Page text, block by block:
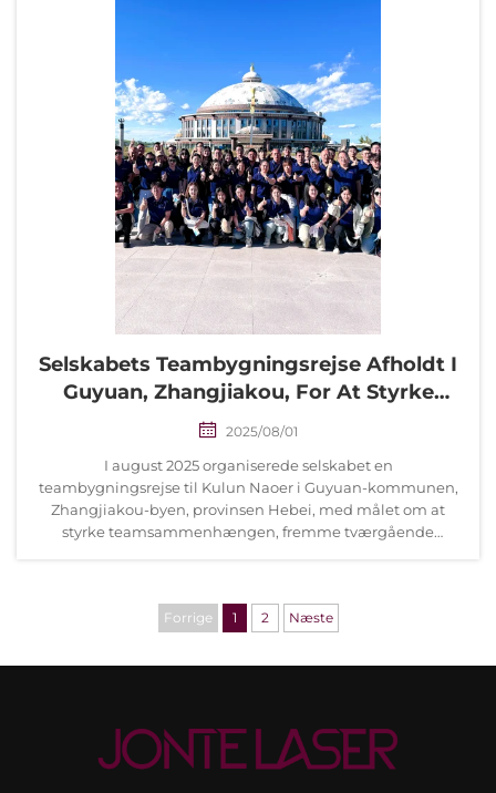
Selskabets Teambygningsrejse Afholdt I
Guyuan, Zhangjiakou, For At Styrke
Teamsammenhæng
2025/08/01
I august 2025 organiserede selskabet en
teambygningsrejse til Kulun Naoer i Guyuan-kommunen,
Zhangjiakou-byen, provinsen Hebei, med målet om at
styrke teamsammenhængen, fremme tværgående
Forrige 1 2 Næste